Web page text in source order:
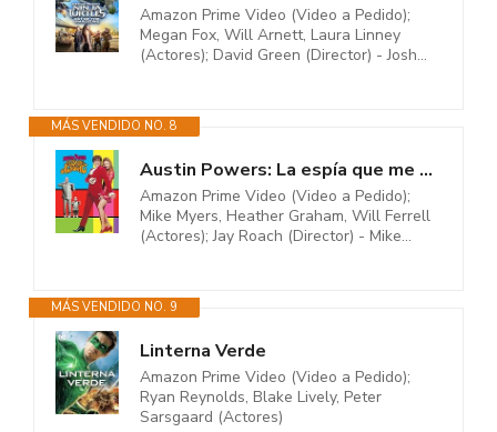
Amazon Prime Video (Video a Pedido);
Megan Fox, Will Arnett, Laura Linney
(Actores); David Green (Director) - Josh...
MÁS VENDIDO NO. 8
Austin Powers: La espía que me achuchó
Amazon Prime Video (Video a Pedido);
Mike Myers, Heather Graham, Will Ferrell
(Actores); Jay Roach (Director) - Mike...
MÁS VENDIDO NO. 9
Linterna Verde
Amazon Prime Video (Video a Pedido);
Ryan Reynolds, Blake Lively, Peter
Sarsgaard (Actores)